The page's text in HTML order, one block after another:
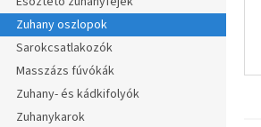
Zuhany oszlopok
Sarokcsatlakozók
Masszázs fúvókák
Zuhany- és kádkifolyók
Zuhanykarok